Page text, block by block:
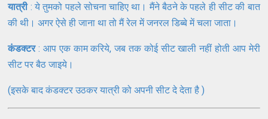
यात्री: ये तुमको पहले सोचना चाहिए था। मैंने बैठने के पहले ही सीट की बात
की थी। अगर ऐसे ही जाना था तो मैं रेल में जनरल डिब्बे में चला जाता।
कंडक्टर: आप एक काम करिये, जब तक कोई सीट खाली नहीं होती आप मेरी
सीट पर बैठ जाइये।
(इसके बाद कंडक्टर उठकर यात्री को अपनी सीट दे देता है )